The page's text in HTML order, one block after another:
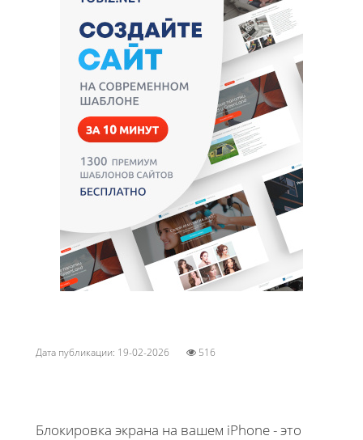
Дата публикации: 19-02-2026 516
Блокировка экрана на вашем iPhone - это